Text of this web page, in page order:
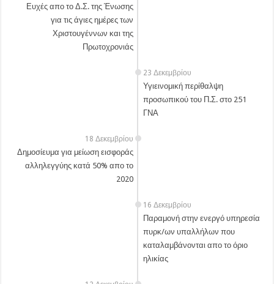
Ευχές απο το Δ.Σ. της Ένωσης
για τις άγιες ημέρες των
Χριστουγέννων και της
Πρωτοχρονιάς
23 Δεκεμβρίου
Υγιεινομική περίθαλψη
προσωπικού του Π.Σ. στο 251
ΓΝΑ
18 Δεκεμβρίου
Δημοσίευμα για μείωση εισφοράς
αλληλεγγύης κατά 50% απο το
2020
16 Δεκεμβρίου
Παραμονή στην ενεργό υπηρεσία
πυρκ/ων υπαλλήλων που
καταλαμβάνονται απο το όριο
ηλικίας